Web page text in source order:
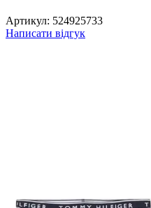
Артикул: 524925733
Написати відгук